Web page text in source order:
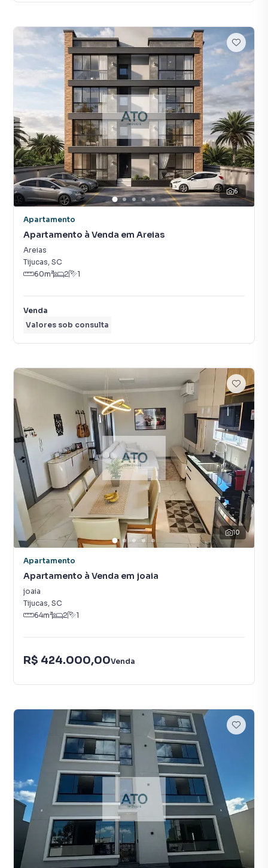
6
Apartamento
Apartamento à Venda em Areias
Areias
Tijucas, SC
60m² 2 1
Venda
Valores sob consulta
10
Apartamento
Apartamento à Venda em joaia
joaia
Tijucas, SC
64m² 2 1
R$ 424.000,00Venda